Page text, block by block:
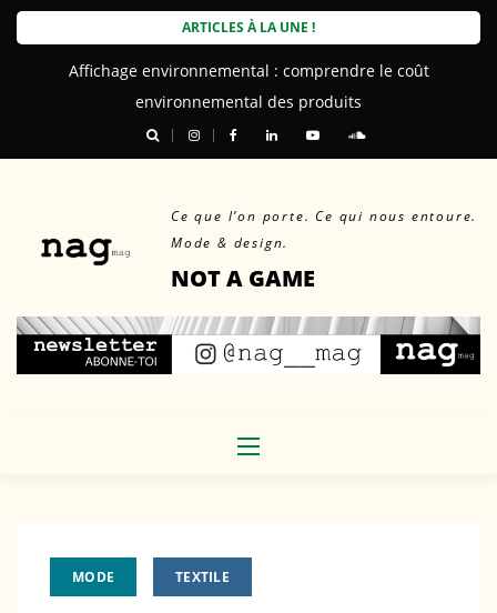
Skip
ARTICLES À LA UNE !
Affichage environnemental : comprendre le coût
environnemental des produits
Ce que l’on porte. Ce qui nous entoure.
Mode & design.
NOT A GAME
MODE TEXTILE